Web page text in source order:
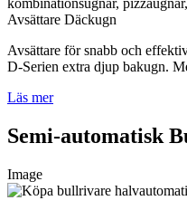
Avsättare Däckugn
Avsättare för snabb och
D-Serien extra djup bakugn.
Läs mer
Semi-automatisk
Image